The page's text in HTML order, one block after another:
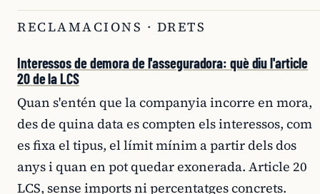
RECLAMACIONS · DRETS
Interessos de demora de l'asseguradora: què diu l'article
20 de la LCS
Quan s'entén que la companyia incorre en mora,
des de quina data es compten els interessos, com
es fixa el tipus, el límit mínim a partir dels dos
anys i quan en pot quedar exonerada. Article 20
LCS, sense imports ni percentatges concrets.